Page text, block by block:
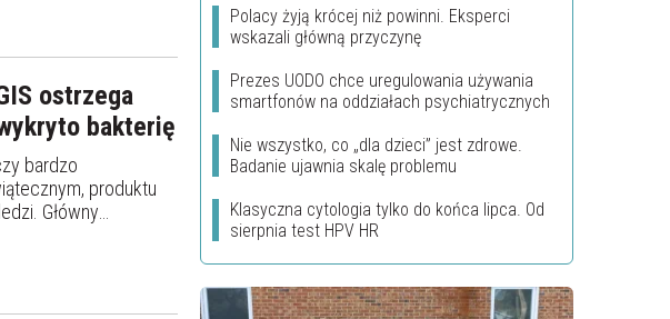
ostrzega
bakterię
bardzo
produktu
Główny
z porem wykryto
Polacy żyją krócej niż powinni. Eksperci
wskazali główną przyczynę
Prezes UODO chce uregulowania używania
smartfonów na oddziałach psychiatrycznych
Nie wszystko, co „dla dzieci” jest zdrowe.
Badanie ujawnia skalę problemu
Klasyczna cytologia tylko do końca lipca. Od
sierpnia test HPV HR